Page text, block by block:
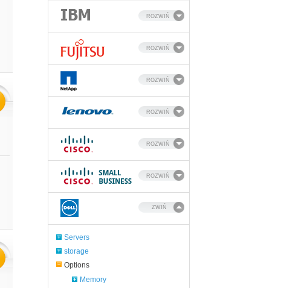
ROZWIŃ
ROZWIŃ
ROZWIŃ
ROZWIŃ
ROZWIŃ
ROZWIŃ
ZWIŃ
Servers
storage
Options
Memory